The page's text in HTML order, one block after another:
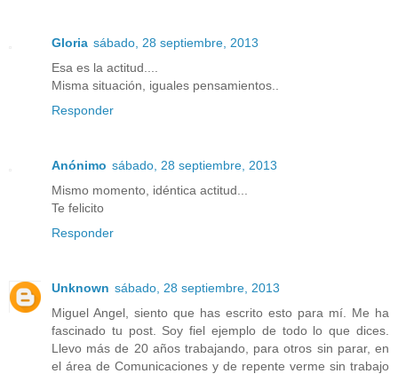
Gloria sábado, 28 septiembre, 2013
Esa es la actitud....
Misma situación, iguales pensamientos..
Responder
Anónimo sábado, 28 septiembre, 2013
Mismo momento, idéntica actitud...
Te felicito
Responder
Unknown sábado, 28 septiembre, 2013
Miguel Angel, siento que has escrito esto para mí. Me ha
fascinado tu post. Soy fiel ejemplo de todo lo que dices.
Llevo más de 20 años trabajando, para otros sin parar, en
el área de Comunicaciones y de repente verme sin trabajo